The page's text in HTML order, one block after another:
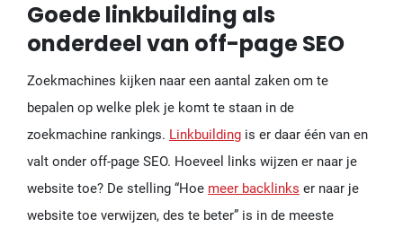
Goede linkbuilding als
onderdeel van off-page SEO
Zoekmachines kijken naar een aantal zaken om te
bepalen op welke plek je komt te staan in de
zoekmachine rankings. Linkbuilding is er daar één van en
valt onder off-page SEO. Hoeveel links wijzen er naar je
website toe? De stelling “Hoe meer backlinks er naar je
website toe verwijzen, des te beter” is in de meeste